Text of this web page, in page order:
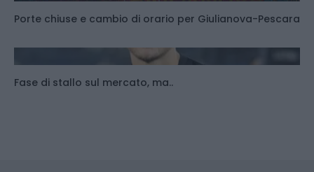
Porte chiuse e cambio di orario per Giulianova-Pescara
Fase di stallo sul mercato, ma..